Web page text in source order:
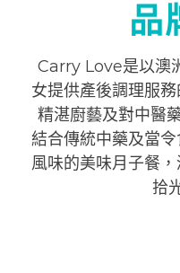
品
Carry Love是以澳
女提供產後調理服
精湛廚藝及對中醫
結合傳統中藥及當
風味的美味月子餐
拾